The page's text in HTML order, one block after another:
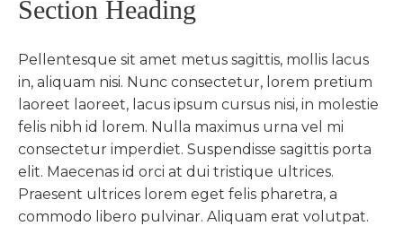
Section Heading
Pellentesque sit amet metus sagittis, mollis lacus
in, aliquam nisi. Nunc consectetur, lorem pretium
laoreet laoreet, lacus ipsum cursus nisi, in molestie
felis nibh id lorem. Nulla maximus urna vel mi
consectetur imperdiet. Suspendisse sagittis porta
elit. Maecenas id orci at dui tristique ultrices.
Praesent ultrices lorem eget felis pharetra, a
commodo libero pulvinar. Aliquam erat volutpat.